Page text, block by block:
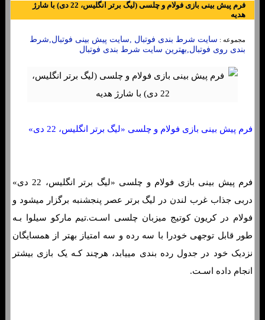
فرم پیش بینی بازی فولام و چلسی (لیگ برتر انگلیس، 22 دی) با شارژ
هدیه
مجموعه : سایت شرط بندی فوتبال ,سایت پیش بینی فوتبال,شرط
بندی روی فوتبال,بهترین سایت شرط بندی فوتبال
فرم پیش بینی بازی فولام و چلسی «لیگ برتر انگلیس، 22 دی»
فرم پیش بینی بازی فولام و چلسی «لیگ برتر انگلیس، 22 دی»
دربی جذاب غرب لندن در لیگ برتر عصر پنجشنبه برگزار میشود و
فولام در کریون کوتیج میزبان چلسی اسـت.تیم مارکو سیلوا بـه
طور قابل توجهی خودرا با سه رده و سه امتیاز بهتر از همسایگان
نزدیک خود در جدول رده بندی مییابد، هرچند کـه یک بازی بیشتر
انجام داده اسـت.